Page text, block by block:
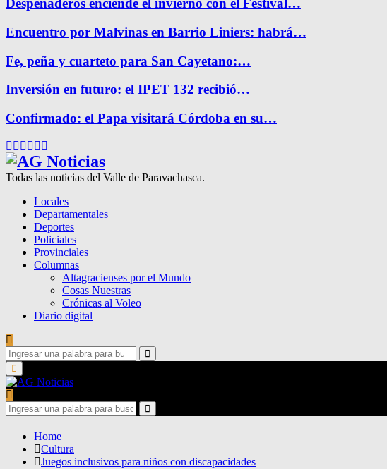
Despeñaderos enciende el invierno con el Festival…
Encuentro por Malvinas en Barrio Liniers: habrá…
Fe, peña y cuarteto para San Cayetano:…
Inversión en futuro: el IPET 132 recibió…
Confirmado: el Papa visitará Córdoba en su…
Facebook
Twitter
Instagram
Pinterest
Google
Todas las noticias del Valle de Paravachasca.
Locales
Departamentales
Deportes
Policiales
Provinciales
Columnas
Altagracienses por el Mundo
Cosas Nuestras
Crónicas al Voleo
Diario digital
Search
for:
Search
Primary
Menu
Search
for:
Search
Home
Cultura
Juegos inclusivos para niños con discapacidades